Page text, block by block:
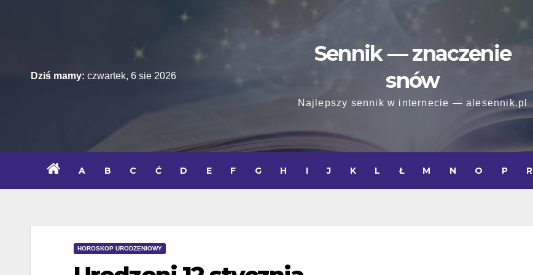
Dziś mamy: czwartek, 6 sie 2026
Sennik — znaczenie
snów
Najlepszy sennik w internecie — alesennik.pl
A B C Ć D E F G H I J K L Ł M N O P R
HOROSKOP URODZENIOWY